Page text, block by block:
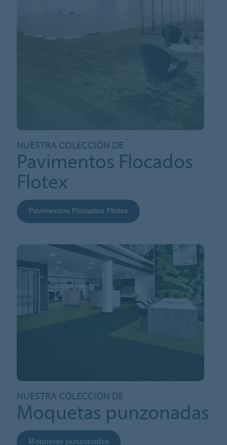
NUESTRA COLECCIÓN DE
Pavimentos Flocados
Flotex
Pavimentos Flocados Flotex
NUESTRA COLECCIÓN DE
Moquetas punzonadas
Moquetas punzonadas